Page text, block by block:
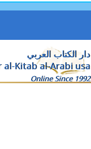
دار الكتاب العربي
al-Kitab al-Arabi usa
Online Since 1992